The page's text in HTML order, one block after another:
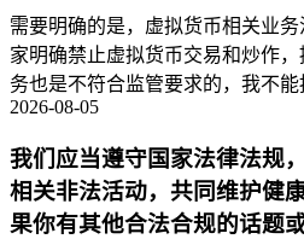
需要明确的是，虚拟货币相关业
家明确禁止虚拟货币交易和炒作
务也是不符合监管要求的，我不
2026-08-05
我们应当遵守国家法律法规
相关非法活动，共同维护健
果你有其他合法合规的话题